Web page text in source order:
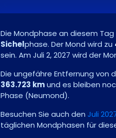
Die Mondphase an diesem
Sichelphase. Der Mond wird zu
sein. Am Juli 2, 2027 wird der
Die ungefähre Entfernung von
363.723 kmund es bleiben
Phase (Neumond).
Besuchen Sie auch den Juli
täglichen Mondphasen für